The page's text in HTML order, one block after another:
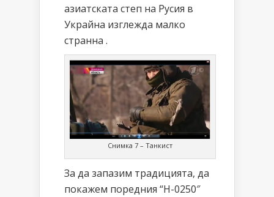
азиатската степ на Русия в
Украйна изглежда малко
странна .
Снимка 7 – Танкист
За да запазим традицията, да
покажем поредния “Н-0250″